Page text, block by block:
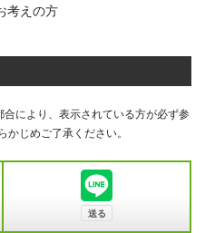
考えの方
により、表示されている方が必ず参
じめご了承ください。